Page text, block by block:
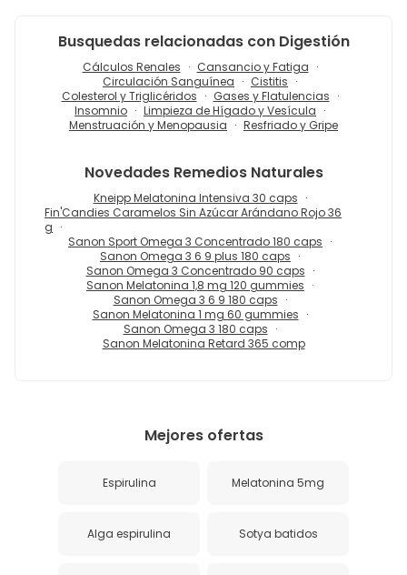
Busquedas relacionadas con Digestión
Cálculos Renales
Cansancio y Fatiga
Circulación Sanguínea
Cistitis
Colesterol y Triglicéridos
Gases y Flatulencias
Insomnio
Limpieza de Hígado y Vesícula
Menstruación y Menopausia
Resfriado y Gripe
Novedades Remedios Naturales
Kneipp Melatonina Intensiva 30 caps
Fin'Candies Caramelos Sin Azúcar Arándano Rojo 36
g
Sanon Sport Omega 3 Concentrado 180 caps
Sanon Omega 3 6 9 plus 180 caps
Sanon Omega 3 Concentrado 90 caps
Sanon Melatonina 1,8 mg 120 gummies
Sanon Omega 3 6 9 180 caps
Sanon Melatonina 1 mg 60 gummies
Sanon Omega 3 180 caps
Sanon Melatonina Retard 365 comp
Mejores ofertas
Espirulina Melatonina 5mg
Alga espirulina Sotya batidos